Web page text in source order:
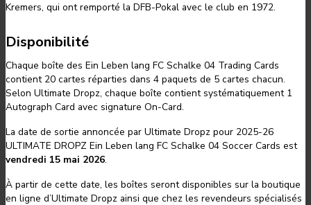
Kremers, qui ont remporté la DFB-Pokal avec le club en 1972.
Disponibilité
Chaque boîte des Ein Leben lang FC Schalke 04 Trading Cards
contient 20 cartes réparties dans 4 paquets de 5 cartes chacun.
Selon Ultimate Dropz, chaque boîte contient systématiquement 1
Autograph Card avec signature On-Card.
La date de sortie annoncée par Ultimate Dropz pour 2025-26
ULTIMATE DROPZ Ein Leben lang FC Schalke 04 Soccer Cards est
vendredi 15 mai 2026.
À partir de cette date, les boîtes seront disponibles sur la boutique
en ligne d’Ultimate Dropz ainsi que chez les revendeurs spécialisés